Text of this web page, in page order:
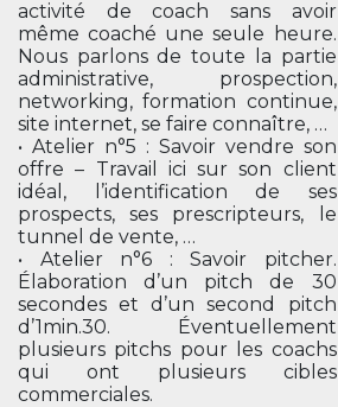
activité de coach sans avoir
même coaché une seule heure.
Nous parlons de toute la partie
administrative, prospection,
networking, formation continue,
site internet, se faire connaître, …
• Atelier n°5 : Savoir vendre son
offre – Travail ici sur son client
idéal, l’identification de ses
prospects, ses prescripteurs, le
tunnel de vente, …
• Atelier n°6 : Savoir pitcher.
Élaboration d’un pitch de 30
secondes et d’un second pitch
d’1min.30. Éventuellement
plusieurs pitchs pour les coachs
qui ont plusieurs cibles
commerciales.